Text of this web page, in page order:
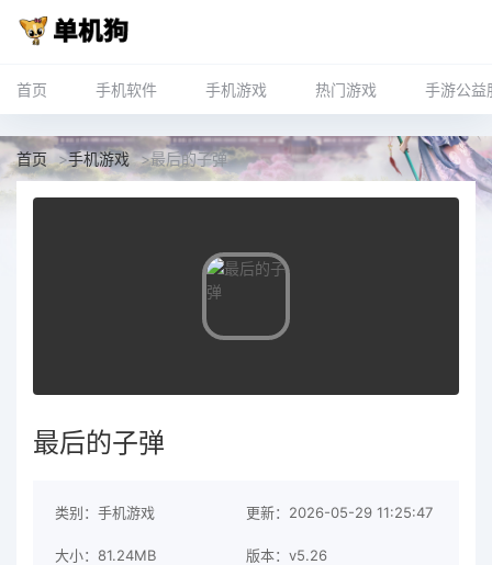
首页 手机软件 手机游戏 热门游戏 手游公益
首页 >手机游戏 >最后的子弹
最后的子弹
类别：手机游戏 更新：2026-05-29 11:25:47
大小：81.24MB 版本：v5.26